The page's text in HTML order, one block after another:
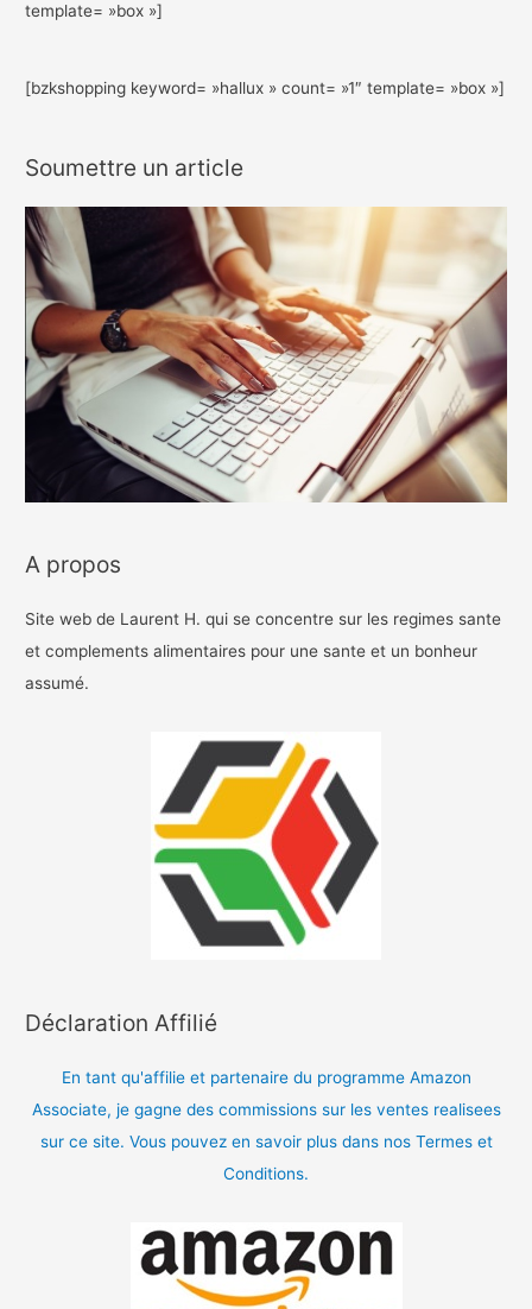
template= »box »]
[bzkshopping keyword= »hallux » count= »1″ template= »box »]
Soumettre un article
A propos
Site web de Laurent H. qui se concentre sur les regimes sante
et complements alimentaires pour une sante et un bonheur
assumé.
Déclaration Affilié
En tant qu'affilie et partenaire du programme Amazon
Associate, je gagne des commissions sur les ventes realisees
sur ce site. Vous pouvez en savoir plus dans nos Termes et
Conditions.